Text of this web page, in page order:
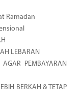
Ramadan
LEBARAN
PEMBAYARAN
BERKAH & TETAP